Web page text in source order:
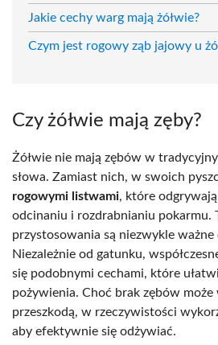
Jakie cechy warg mają żółwie?
Czym jest rogowy ząb jajowy u
Czy żółwie mają zęby?
Żółwie nie mają zębów w
słowa. Zamiast nich, w swoich
rogowymi listwami, które
odcinaniu i rozdrabnianiu pokarmu.
przystosowania są niezwykle ważne
Niezależnie od gatunku,
się podobnymi cechami, które
pożywienia. Choć brak zębów może
przeszkodą, w rzeczywistości
aby efektywnie się odżywiać.